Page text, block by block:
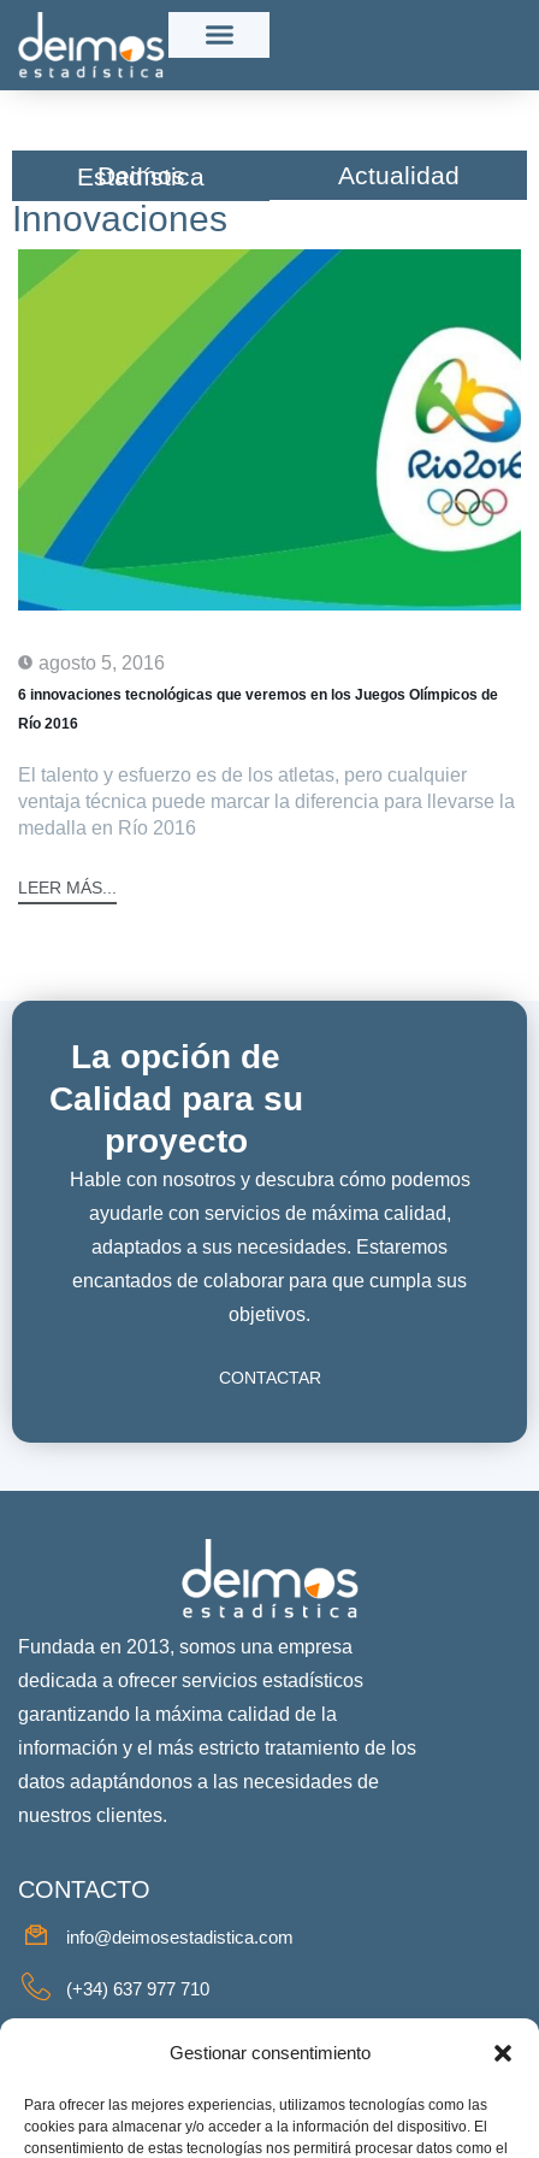
Gestionar consentimiento
Para ofrecer las mejores experiencias, utilizamos tecnologías como las
cookies para almacenar y/o acceder a la información del dispositivo. El
consentimiento de estas tecnologías nos permitirá procesar datos como el
Deimos Estadística​ Actualidad
Innovaciones
agosto 5, 2016
6 innovaciones tecnológicas que veremos en los Juegos Olímpicos de
Río 2016
El talento y esfuerzo es de los atletas, pero cualquier
ventaja técnica puede marcar la diferencia para llevarse la
medalla en Río 2016
LEER MÁS...
La opción de
Calidad para su
proyecto
Hable con nosotros y descubra cómo podemos
ayudarle con servicios de máxima calidad,
adaptados a sus necesidades. Estaremos
encantados de colaborar para que cumpla sus
objetivos.
CONTACTAR
Fundada en 2013, somos una empresa
dedicada a ofrecer servicios estadísticos
garantizando la máxima calidad de la
información y el más estricto tratamiento de los
datos adaptándonos a las necesidades de
nuestros clientes.
CONTACTO
info@deimosestadistica.com
(+34) 637 977 710